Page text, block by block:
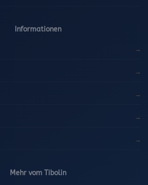
Informationen
→
→
→
→
→
Mehr vom Tibolin